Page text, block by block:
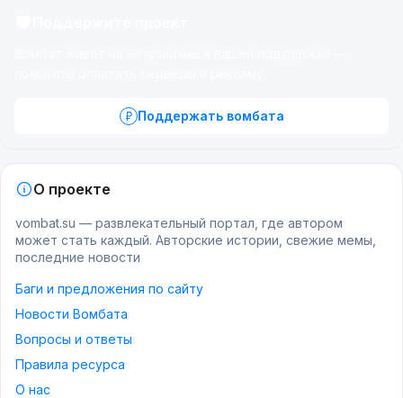
Поддержать вомбата
О проекте
vombat.su — развлекательный портал, где автором
может стать каждый. Авторские истории, свежие мемы,
последние новости
Баги и предложения по сайту
Новости Вомбата
Вопросы и ответы
Правила ресурса
О нас